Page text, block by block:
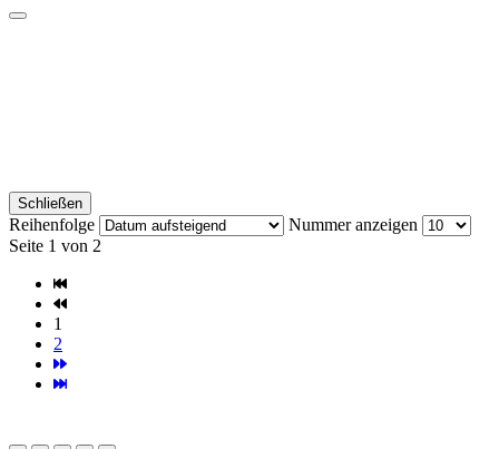
Schließen
Reihenfolge
Nummer anzeigen
Seite 1 von 2
1
2